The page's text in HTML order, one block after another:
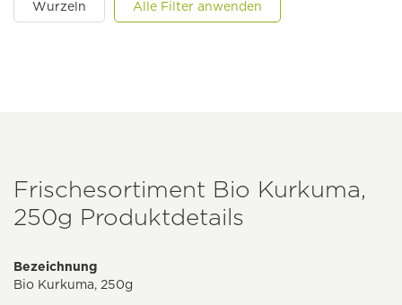
Wurzeln Alle Filter anwenden
Frischesortiment Bio Kurkuma,
250g Produktdetails
Bezeichnung
Bio Kurkuma, 250g